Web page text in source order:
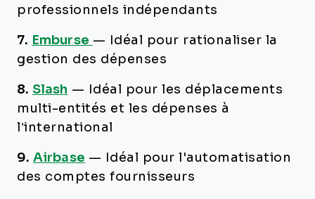
professionnels indépendants
7. Emburse —
Idéal pour rationaliser la
gestion des dépenses
8. Slash —
Idéal pour les déplacements
multi-entités et les dépenses à
l’international
9. Airbase —
Idéal pour l'automatisation
des comptes fournisseurs